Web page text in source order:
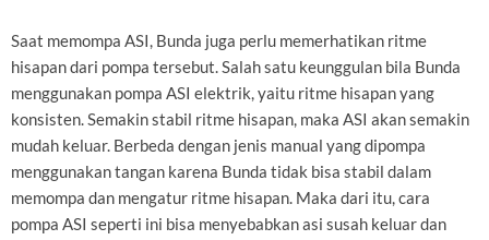
Saat memompa ASI, Bunda juga perlu memerhatikan ritme
hisapan dari pompa tersebut. Salah satu keunggulan bila Bunda
menggunakan pompa ASI elektrik, yaitu ritme hisapan yang
konsisten. Semakin stabil ritme hisapan, maka ASI akan semakin
mudah keluar. Berbeda dengan jenis manual yang dipompa
menggunakan tangan karena Bunda tidak bisa stabil dalam
memompa dan mengatur ritme hisapan. Maka dari itu, cara
pompa ASI seperti ini bisa menyebabkan asi susah keluar dan